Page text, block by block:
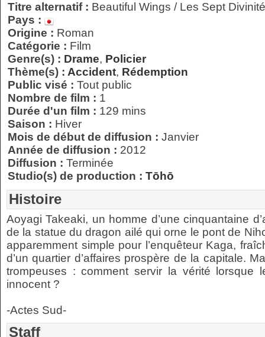
Titre alternatif : Beautiful Wings / Les Sept
Pays :
Origine : Roman
Catégorie : Film
Genre(s) : Drame, Policier
Thème(s) : Accident, Rédemption
Public visé : Tout public
Nombre de film : 1
Durée d'un film : 129 mins
Saison : Hiver
Mois de début de diffusion : Janvier
Année de diffusion : 2012
Diffusion : Terminée
Studio(s) de production : Tōhō
Histoire
Aoyagi Takeaki, un homme d’une cinquantaine
de la statue du dragon ailé qui orne le pont de
apparemment simple pour l’enquêteur Kaga,
d’un quartier d’affaires prospère de la capitale.
trompeuses : comment servir la vérité lorsque
innocent ?
-Actes Sud-
Staff